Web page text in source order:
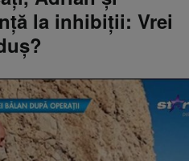
la inhibiții: Vrei